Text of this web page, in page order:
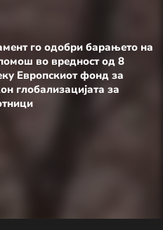
го одобри барањето на
во вредност од 8
Европскиот фонд за
глобализацијата за